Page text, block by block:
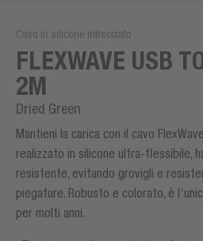
Cavo in silicone intrecciato
FLEXWAVE USB
2M
Dried Green
Mantieni la carica con il cavo
realizzato in silicone ultra-flessibile,
resistente, evitando grovigli e
piegature. Robusto e colorato, è
per molti anni.